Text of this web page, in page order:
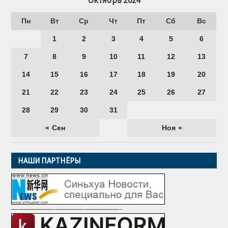
Пн Вт Ср Чт Пт Сб Вс
« Сен Ноя »
1 2 3 4 5 6
7 8 9 10 11 12 13
14 15 16 17 18 19 20
21 22 23 24 25 26 27
28 29 30 31
НАШИ ПАРТНЁРЫ
———————————————-